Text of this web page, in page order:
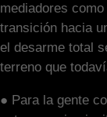
mediadores
transición hacia
el desarme total
terreno que
● Para la gente